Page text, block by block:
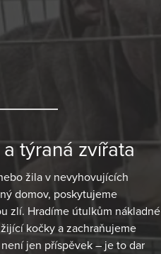
týraná zvířata
žila v nevyhovujících
domov, poskytujeme
zlí. Hradíme útulkům nákladné
kočky a zachraňujeme
jen příspěvek – je to dar